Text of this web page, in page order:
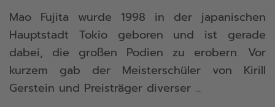
Mao Fujita wurde 1998 in der japanischen
Hauptstadt Tokio geboren und ist gerade
dabei, die großen Podien zu erobern. Vor
kurzem gab der Meisterschüler von Kirill
Gerstein und Preisträger diverser ...